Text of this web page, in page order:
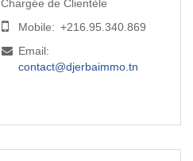
Chargée de Clientèle
Mobile: +216.95.340.869
Email:
contact@djerbaimmo.tn